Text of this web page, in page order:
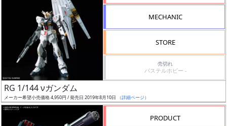
ー
ズ・
タ
MECHANIC
STORE
売切れ
パステルホビー -
RG 1/144 νガンダム
メーカー希望小売価格 4,950円 / 発売日 2019年8月10日 （詳細ページ）
PRODUCT